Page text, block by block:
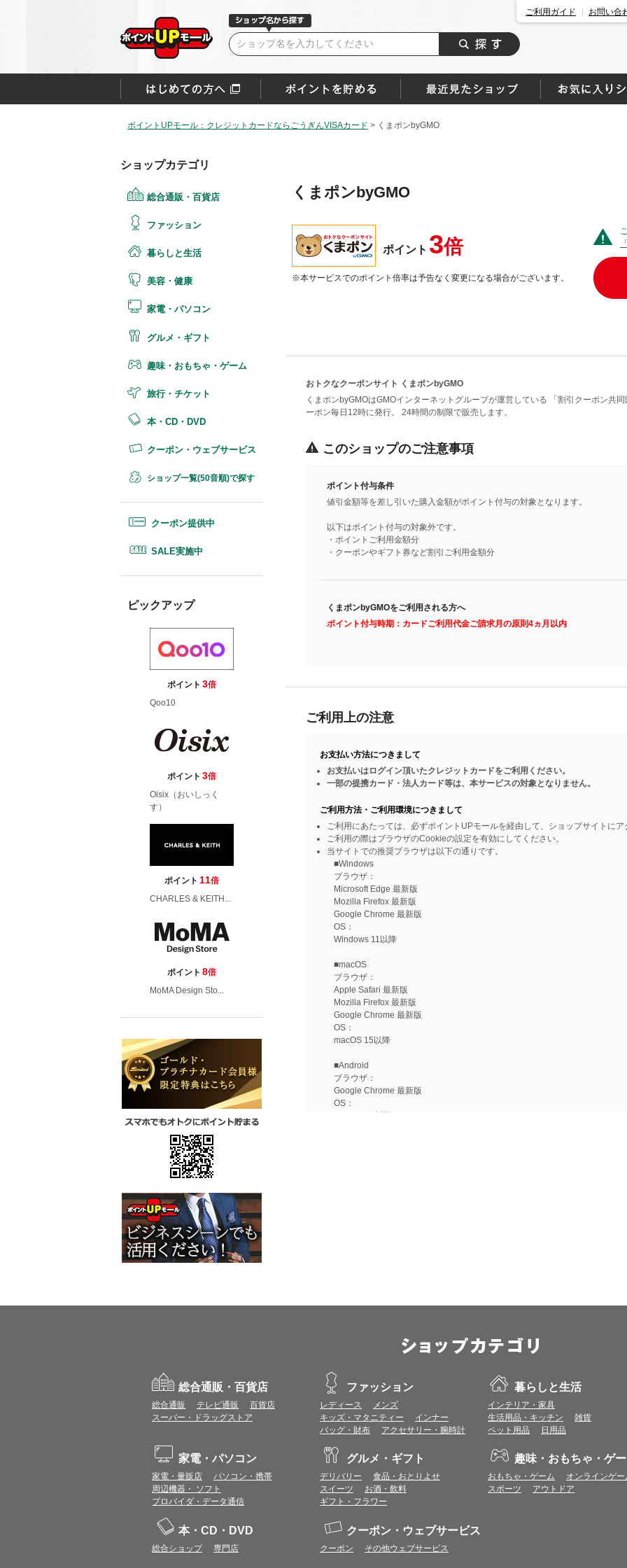
ご利用ガイド お問い合
ポイントUPモール：クレジットカードならごうぎんVISAカード > くまポンbyGMO
ショップカテゴリ
総合通販・百貨店
ファッション
暮らしと生活
美容・健康
家電・パソコン
グルメ・ギフト
趣味・おもちゃ・ゲーム
旅行・チケット
本・CD・DVD
クーポン・ウェブサービス
ショップ一覧(50音順)で探す
クーポン提供中
SALE実施中
ピックアップ
ポイント 3倍
Qoo10
ポイント 3倍
Oisix（おいしっく
す）
ポイント 11倍
CHARLES & KEITH...
ポイント 8倍
MoMA Design Sto...
くまポンbyGMO
ポイント 3倍
※本サービスでのポイント倍率は予告なく変更になる場合がございます。
おトクなクーポンサイト くまポンbyGMO
くまポンbyGMOはGMOインターネットグループが運営している 「割引クーポン共
ーポン毎日12時に発行。 24時間の制限で販売します。
このショップのご注意事項
ポイント付与条件
値引金額等を差し引いた購入金額がポイント付与の対象となります。
以下はポイント付与の対象外です。
・ポイントご利用金額分
・クーポンやギフト券など割引ご利用金額分
くまポンbyGMOをご利用される方へ
ポイント付与時期：カードご利用代金ご請求月の原則4ヵ月以内
ご利用上の注意
お支払い方法につきまして
お支払いはログイン頂いたクレジットカードをご利用ください。
一部の提携カード・法人カード等は、本サービスの対象となりません。
ご利用方法・ご利用環境につきまして
ご利用にあたっては、必ずポイントUPモールを経由して、ショップサイトにア
ご利用の際はブラウザのCookieの設定を有効にしてください。
当サイトでの推奨ブラウザは以下の通りです。
■Windows
ブラウザ：
Microsoft Edge 最新版
Mozilla Firefox 最新版
Google Chrome 最新版
OS：
Windows 11以降
■macOS
ブラウザ：
Apple Safari 最新版
Mozilla Firefox 最新版
Google Chrome 最新版
OS：
macOS 15以降
■Android
ブラウザ：
Google Chrome 最新版
OS：
Android 15以降
本サービスではCookieとJavaScriptの機能を使用している為、Cookieと
ワールドプレゼントのポイント通常1倍分に加え、上乗せとなる1〜19倍分の
プレミアムポイント付与の対象は、商品代金のみ（税・送料等を除く）となりま
プレミアムポイントの付与予定時期は、カードご利用代金のご請求月と異なる
200円のご利用につき1ポイントとして計算されるため、一部の法人カード等に
が異なる場合があります。
対象サイトにアクセス後、カード決済前に別サイトにアクセスした場合は、ポ
商品購入後、購入内容等に変更があった場合は、プレミアムポイント付与の対
商品をキャンセル・返品した場合は、プレミアムポイント付与の対象となりませ
同一ショップで複数回ご利用される場合は、1回のご利用ごとにポイントUPモ
プレミアムポイントはワールドプレゼントのポイントとして景品等に交換できま
一部対象外となるサービスがあります。
に届く注文番号等の記載のあるメールを必ず保管してください。
各ショップのアプリ上で購入した場合はポイントUPの対象外となります。
※ご利用のOSバージョンやセキュリティソフトにより、自動的にショップアプ
総合通販・百貨店
総合通販 テレビ通販
百貨店
スーパー・ドラッグストア
ファッション
レディース
メンズ
キッズ・マタニティー
インナー
バッグ・財布
アクセサリー・腕時計
暮らしと生活
インテリア・家具
生活用品・キッチン
雑貨
ペット用品
日用品
家電・パソコン
家電・量販店
パソコン・携帯
周辺機器・ ソフト
プロバイダ・データ通信
グルメ・ギフト
デリバリー
食品・おとりよせ
スイーツ
お酒・飲料
ギフト・フラワー
趣味・おもちゃ・ゲ
おもちゃ・ゲーム
オンラインゲー
スポーツ
アウトドア
本・CD・DVD
総合ショップ 専門店
クーポン・ウェブサービス
クーポン その他ウェブサービス